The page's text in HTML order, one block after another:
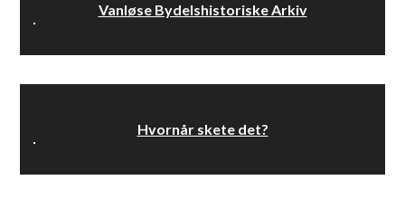
Vanløse Bydelshistoriske Arkiv
Hvornår skete det?